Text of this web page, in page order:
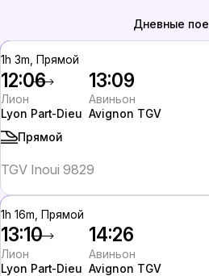
Дневные
1h 3m, Прямой
12:06
Лион
Lyon Part-Dieu
13:09
Авиньон
Avignon TGV
Прямой
TGV Inoui 9829
1h 16m, Прямой
13:10
Лион
Lyon Part-Dieu
14:26
Авиньон
Avignon TGV